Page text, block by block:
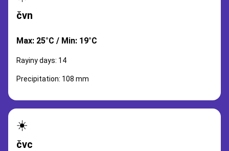
čvn
Max: 25°C / Min: 19°C
Rayiny days: 14
Precipitation: 108 mm
☀️
čvc